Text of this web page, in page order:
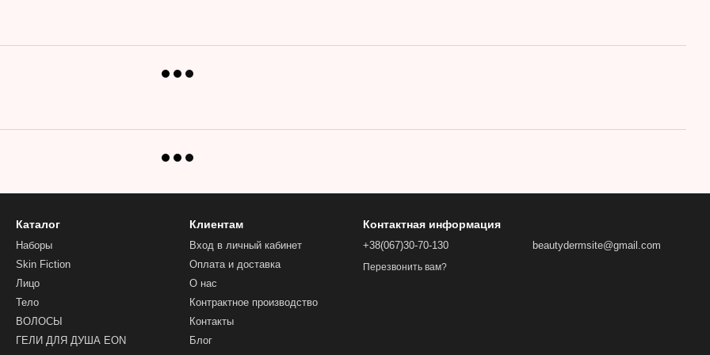
Каталог
Наборы
Skin Fiction
Лицо
Тело
ВОЛОСЫ
ГЕЛИ ДЛЯ ДУША EON
Клиентам
Вход в личный кабинет
Оплата и доставка
О нас
Контрактное производство
Контакты
Блог
Контактная информация
+38(067)30-70-130
Перезвонить вам?
beautydermsite@gmail.com